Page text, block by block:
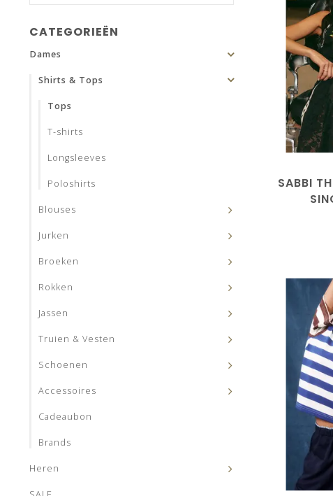
CATEGORIEËN
Dames
Shirts & Tops
Tops
T-shirts
Longsleeves
Poloshirts
Blouses
Jurken
Broeken
Rokken
Jassen
Truien & Vesten
Schoenen
Accessoires
Cadeaubon
Brands
Heren
SABBI